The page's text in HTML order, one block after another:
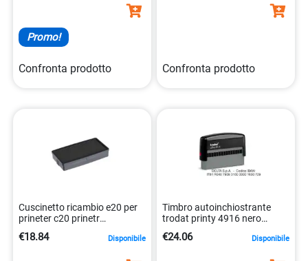
Promo!
Confronta prodotto Confronta prodotto
Cuscinetto ricambio e20 per
prineter c20 prinetr
€18.84 Disponibile
Timbro autoinchiostrante
trodat printy 4916 nero
€24.06 Disponibile